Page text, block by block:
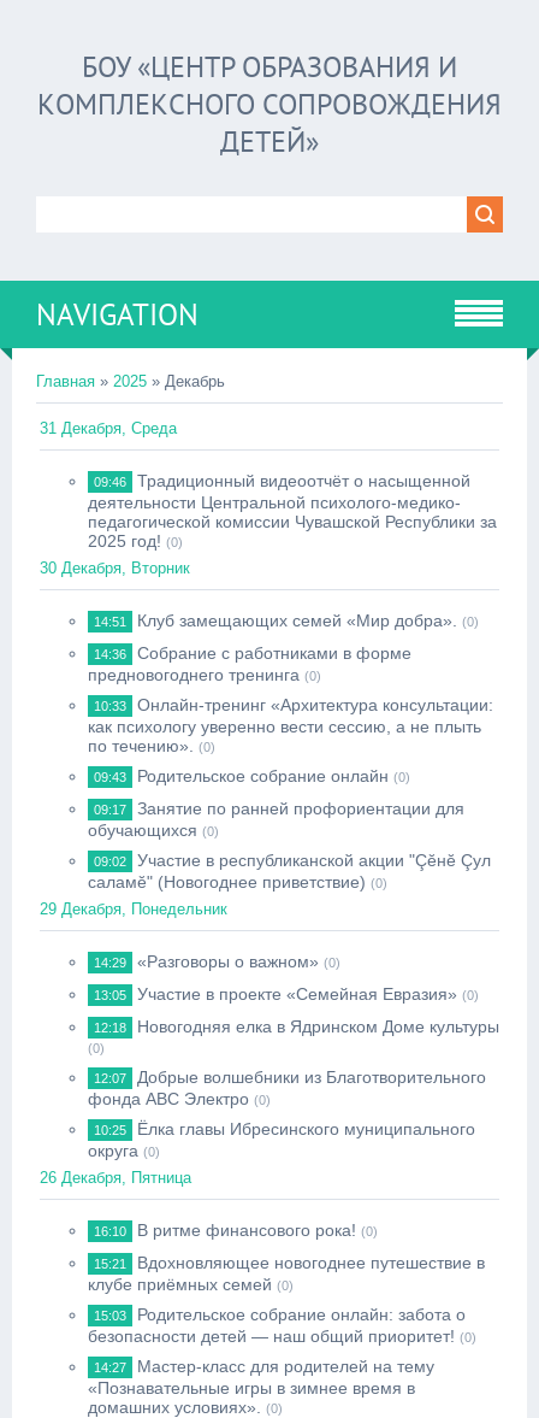
БОУ «ЦЕНТР ОБРАЗОВАНИЯ И
КОМПЛЕКСНОГО СОПРОВОЖДЕНИЯ
ДЕТЕЙ»
NAVIGATION
Главная » 2025 » Декабрь
31 Декабря, Среда
09:46
Традиционный видеоотчёт о насыщенной
деятельности Центральной психолого-медико-
педагогической комиссии Чувашской Республики за
2025 год! (0)
30 Декабря, Вторник
14:51 Клуб замещающих семей «Мир добра». (0)
14:36
Собрание с работниками в форме
предновогоднего тренинга (0)
10:33
Онлайн-тренинг «Архитектура консультации:
как психологу уверенно вести сессию, а не плыть
по течению».
(0)
09:43 Родительское собрание онлайн (0)
09:17
Занятие по ранней профориентации для
обучающихся (0)
09:02
Участие в республиканской акции "Çĕнĕ Çул
саламĕ" (Новогоднее приветствие) (0)
29 Декабря, Понедельник
14:29 «Разговоры о важном» (0)
13:05 Участие в проекте «Семейная Евразия» (0)
12:18 Новогодняя елка в Ядринском Доме культуры
(0)
12:07
Добрые волшебники из Благотворительного
фонда АВС Электро (0)
10:25
Ёлка главы Ибресинского муниципального
округа (0)
26 Декабря, Пятница
16:10 В ритме финансового рока! (0)
15:21
Вдохновляющее новогоднее путешествие в
клубе приёмных семей (0)
15:03
Родительское собрание онлайн: забота о
безопасности детей — наш общий приоритет! (0)
14:27
Мастер-класс для родителей на тему
«Познавательные игры в зимнее время в
домашних условиях».
(0)